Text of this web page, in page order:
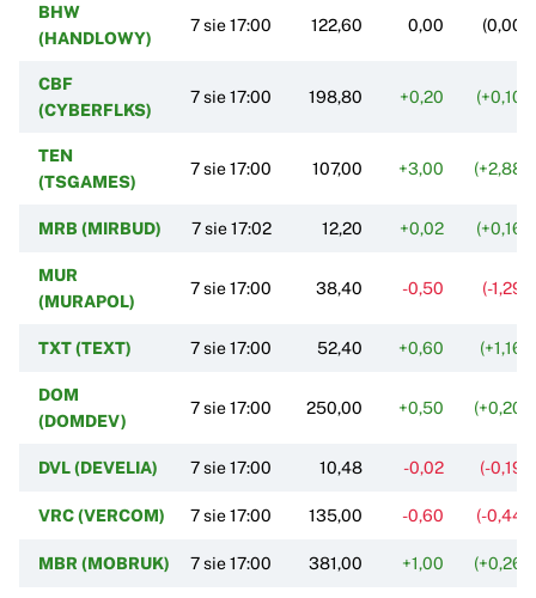
BHW
(HANDLOWY)
7 sie 17:00 122,60 0,00
CBF
(CYBERFLKS)
7 sie 17:00 198,80 +0,20
TEN
(TSGAMES)
7 sie 17:00 107,00 +3,00
MRB (MIRBUD) 7 sie 17:02 12,20 +0,02
MUR
(MURAPOL)
7 sie 17:00 38,40 -0,50 (-
TXT (TEXT) 7 sie 17:00 52,40 +0,60
DOM
(DOMDEV)
7 sie 17:00 250,00 +0,50
DVL (DEVELIA) 7 sie 17:00 10,48 -0,02 (-
VRC (VERCOM) 7 sie 17:00 135,00 -0,60 (-
MBR (MOBRUK) 7 sie 17:00 381,00 +1,00